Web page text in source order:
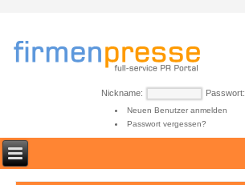
Nickname: Passwort:
Neuen Benutzer anmelden
Passwort vergessen?